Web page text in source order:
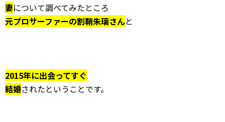
妻について調べてみたところ
元プロサーファーの割鞘朱璃さんと
2015年に出会ってすぐ
結婚されたということです。